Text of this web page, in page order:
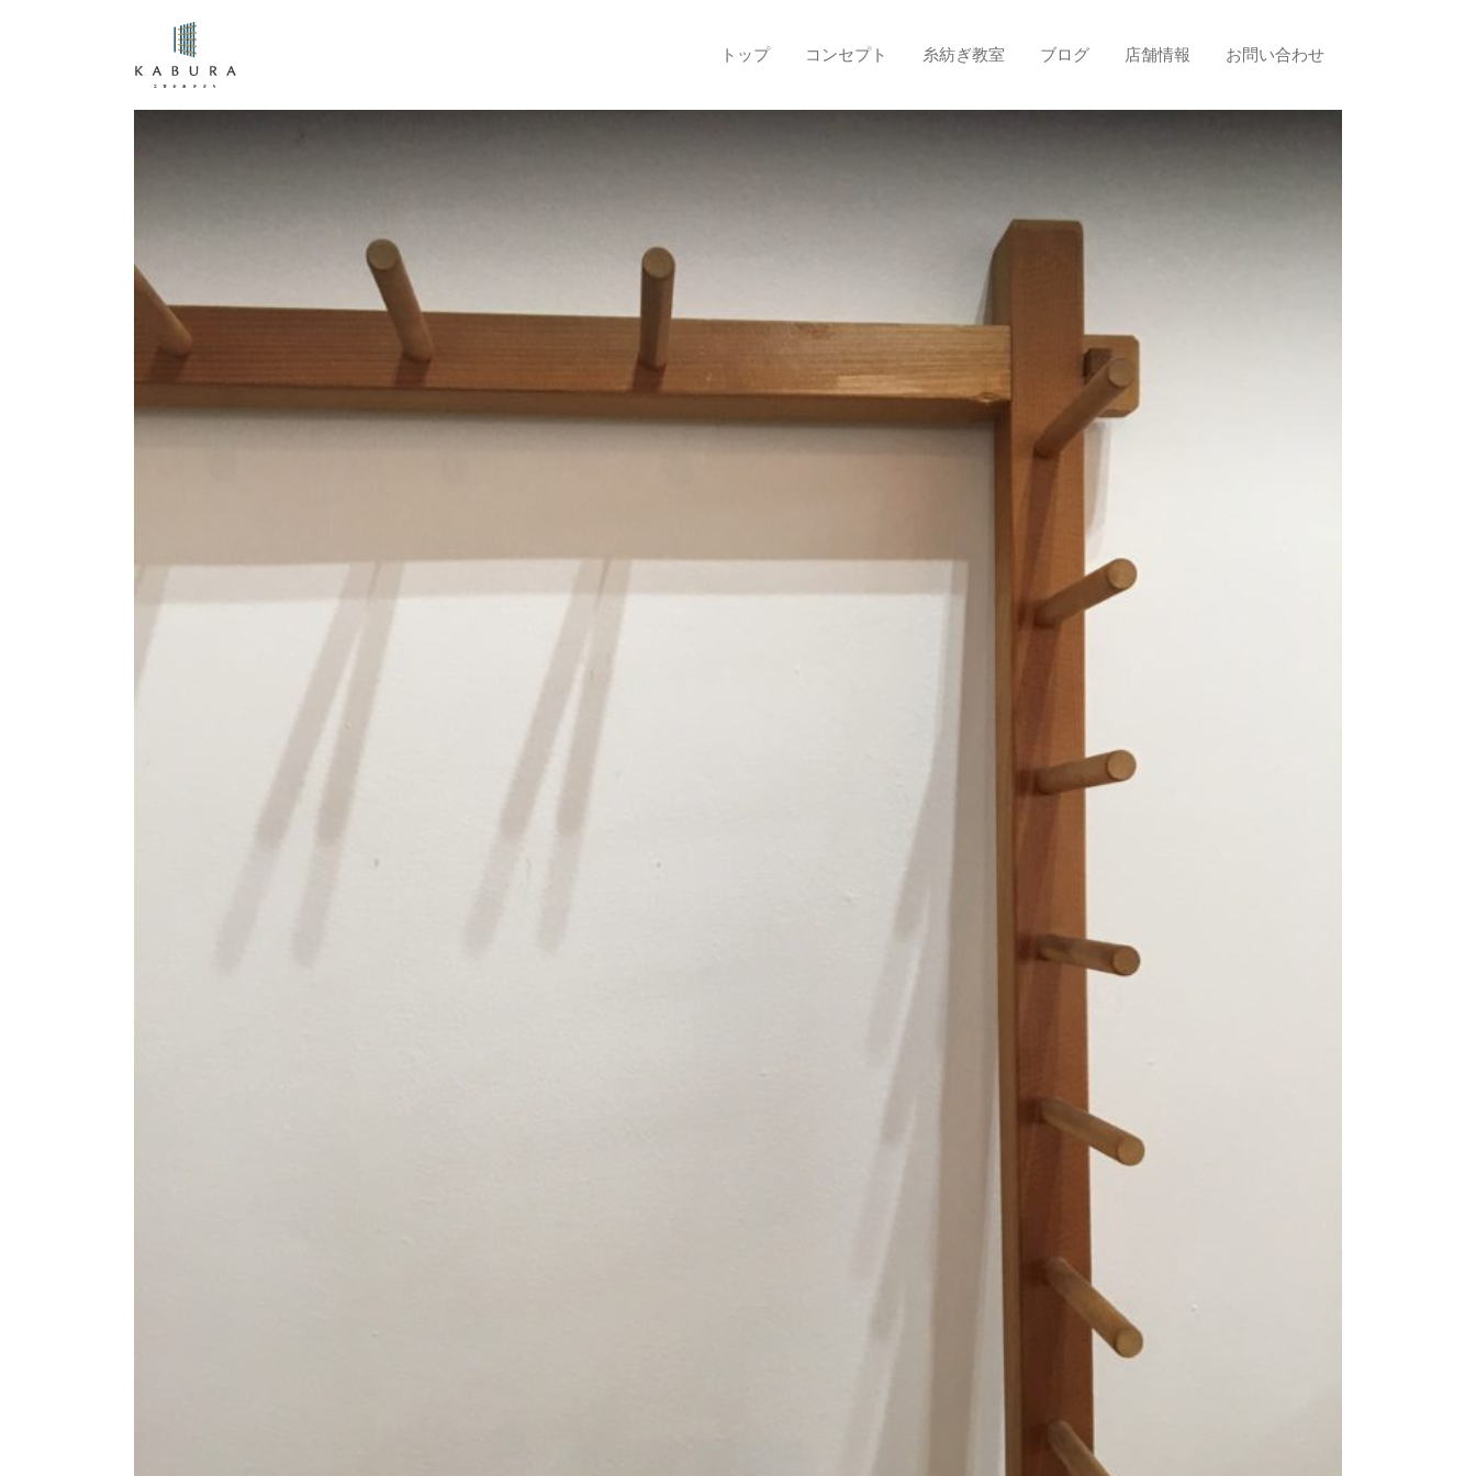
トップ コンセプト 糸紡ぎ教室 ブログ 店舗情報 お問い合わせ